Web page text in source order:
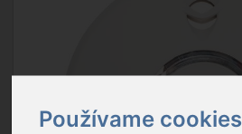
Používame cookies